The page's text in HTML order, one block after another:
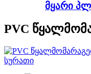
მყარი
PVC